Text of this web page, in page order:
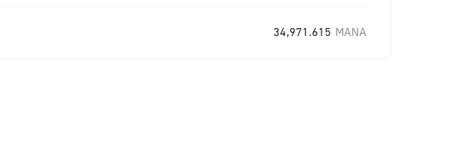
34,971.615 MANA